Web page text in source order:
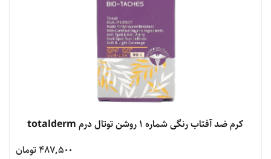
کرم ضد آفتاب رنگی شماره 1 روشن توتال درم totalderm
487,500 تومان